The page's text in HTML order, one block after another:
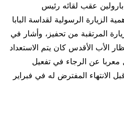
بارولين عقب لقائه رئيس
الزيارة الرسولية لقداسة البابا
المرتقبة من تحفيز، وأشار في
الأب الأقدس كان يتم الاستعداد
معربا عن الرجاء في تفعيل
الانتهاء المفترض له في فبراير